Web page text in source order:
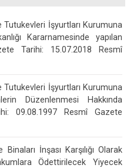
İşyurtları Kurumuna
Kararnamesinde yapılan
Tarihi: 15.07.2018 Resmî
Tutukevleri İşyurtları Kurumuna
Düzenlenmesi Hakkında
09.08.1997 Resmî Gazete
İnşası Karşılığı Olarak
Ödettirilecek Yiyecek